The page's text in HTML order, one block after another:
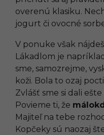
overenú klasiku.
jogurt či ovocné
V ponuke však
Lákadlom je
sme, samozrejme,
koži. Bola to ozaj
Zvlášť sme si dali
Povieme ti, že
Majiteľ na tebe
Kopčeky sú naozaj